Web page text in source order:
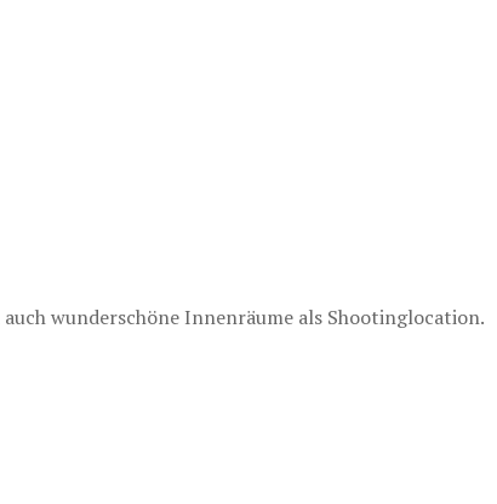
wunderschöne Innenräume als Shootinglocation.